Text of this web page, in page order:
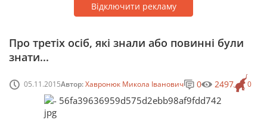
Відключити рекламу
Про третіх осіб, які знали або повинні були
знати...
05.11.2015Автор:Хавронюк Микола Іванович 0
0 2497